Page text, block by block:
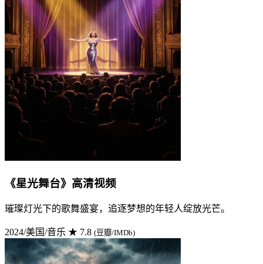
《星光舞台》高清视频
璀璨灯光下的歌舞盛宴，追逐梦想的年轻人绽放光芒。
2024/美国/音乐 ★ 7.8 (豆瓣/IMDb)